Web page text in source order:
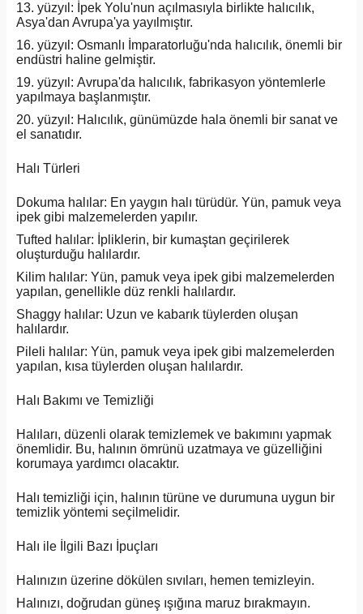
13. yüzyıl: İpek Yolu'nun açılmasıyla birlikte halıcılık,
Asya'dan Avrupa'ya yayılmıştır.
16. yüzyıl: Osmanlı İmparatorluğu'nda halıcılık, önemli bir
endüstri haline gelmiştir.
19. yüzyıl: Avrupa'da halıcılık, fabrikasyon yöntemlerle
yapılmaya başlanmıştır.
20. yüzyıl: Halıcılık, günümüzde hala önemli bir sanat ve
el sanatıdır.
Halı Türleri
Dokuma halılar: En yaygın halı türüdür. Yün, pamuk veya
ipek gibi malzemelerden yapılır.
Tufted halılar: İpliklerin, bir kumaştan geçirilerek
oluşturduğu halılardır.
Kilim halılar: Yün, pamuk veya ipek gibi malzemelerden
yapılan, genellikle düz renkli halılardır.
Shaggy halılar: Uzun ve kabarık tüylerden oluşan
halılardır.
Pileli halılar: Yün, pamuk veya ipek gibi malzemelerden
yapılan, kısa tüylerden oluşan halılardır.
Halı Bakımı ve Temizliği
Halıları, düzenli olarak temizlemek ve bakımını yapmak
önemlidir. Bu, halının ömrünü uzatmaya ve güzelliğini
korumaya yardımcı olacaktır.
Halı temizliği için, halının türüne ve durumuna uygun bir
temizlik yöntemi seçilmelidir.
Halı ile İlgili Bazı İpuçları
Halınızın üzerine dökülen sıvıları, hemen temizleyin.
Halınızı, doğrudan güneş ışığına maruz bırakmayın.